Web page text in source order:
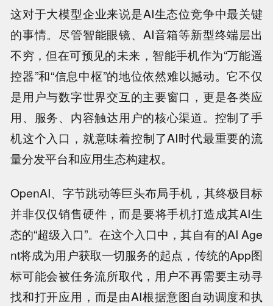
这对于大模型企业来说是AI生态位竞争中最关键
的事情。尽管智能眼镜、AI音箱等新型终端层出
不穷，但在可预见的未来，智能手机作为“万能遥
控器”和“信息中枢”的地位依然难以撼动。它不仅
是用户与数字世界交互的主要窗口，更是各类应
用、服务、内容触达用户的核心渠道。控制了手
机这个入口，就意味着控制了AI时代最重要的流
量分发平台和应用生态构建权。
OpenAI、字节跳动等巨头布局手机，其终极目标
并非仅仅销售硬件，而是要将手机打造成其AI生
态的“超级入口”。在这个入口中，其自有的AI Age
nt将成为用户获取一切服务的起点，传统的App图
标可能会被任务流所取代，用户不再需要主动寻
找和打开应用，而是由AI根据意图自动调度和执